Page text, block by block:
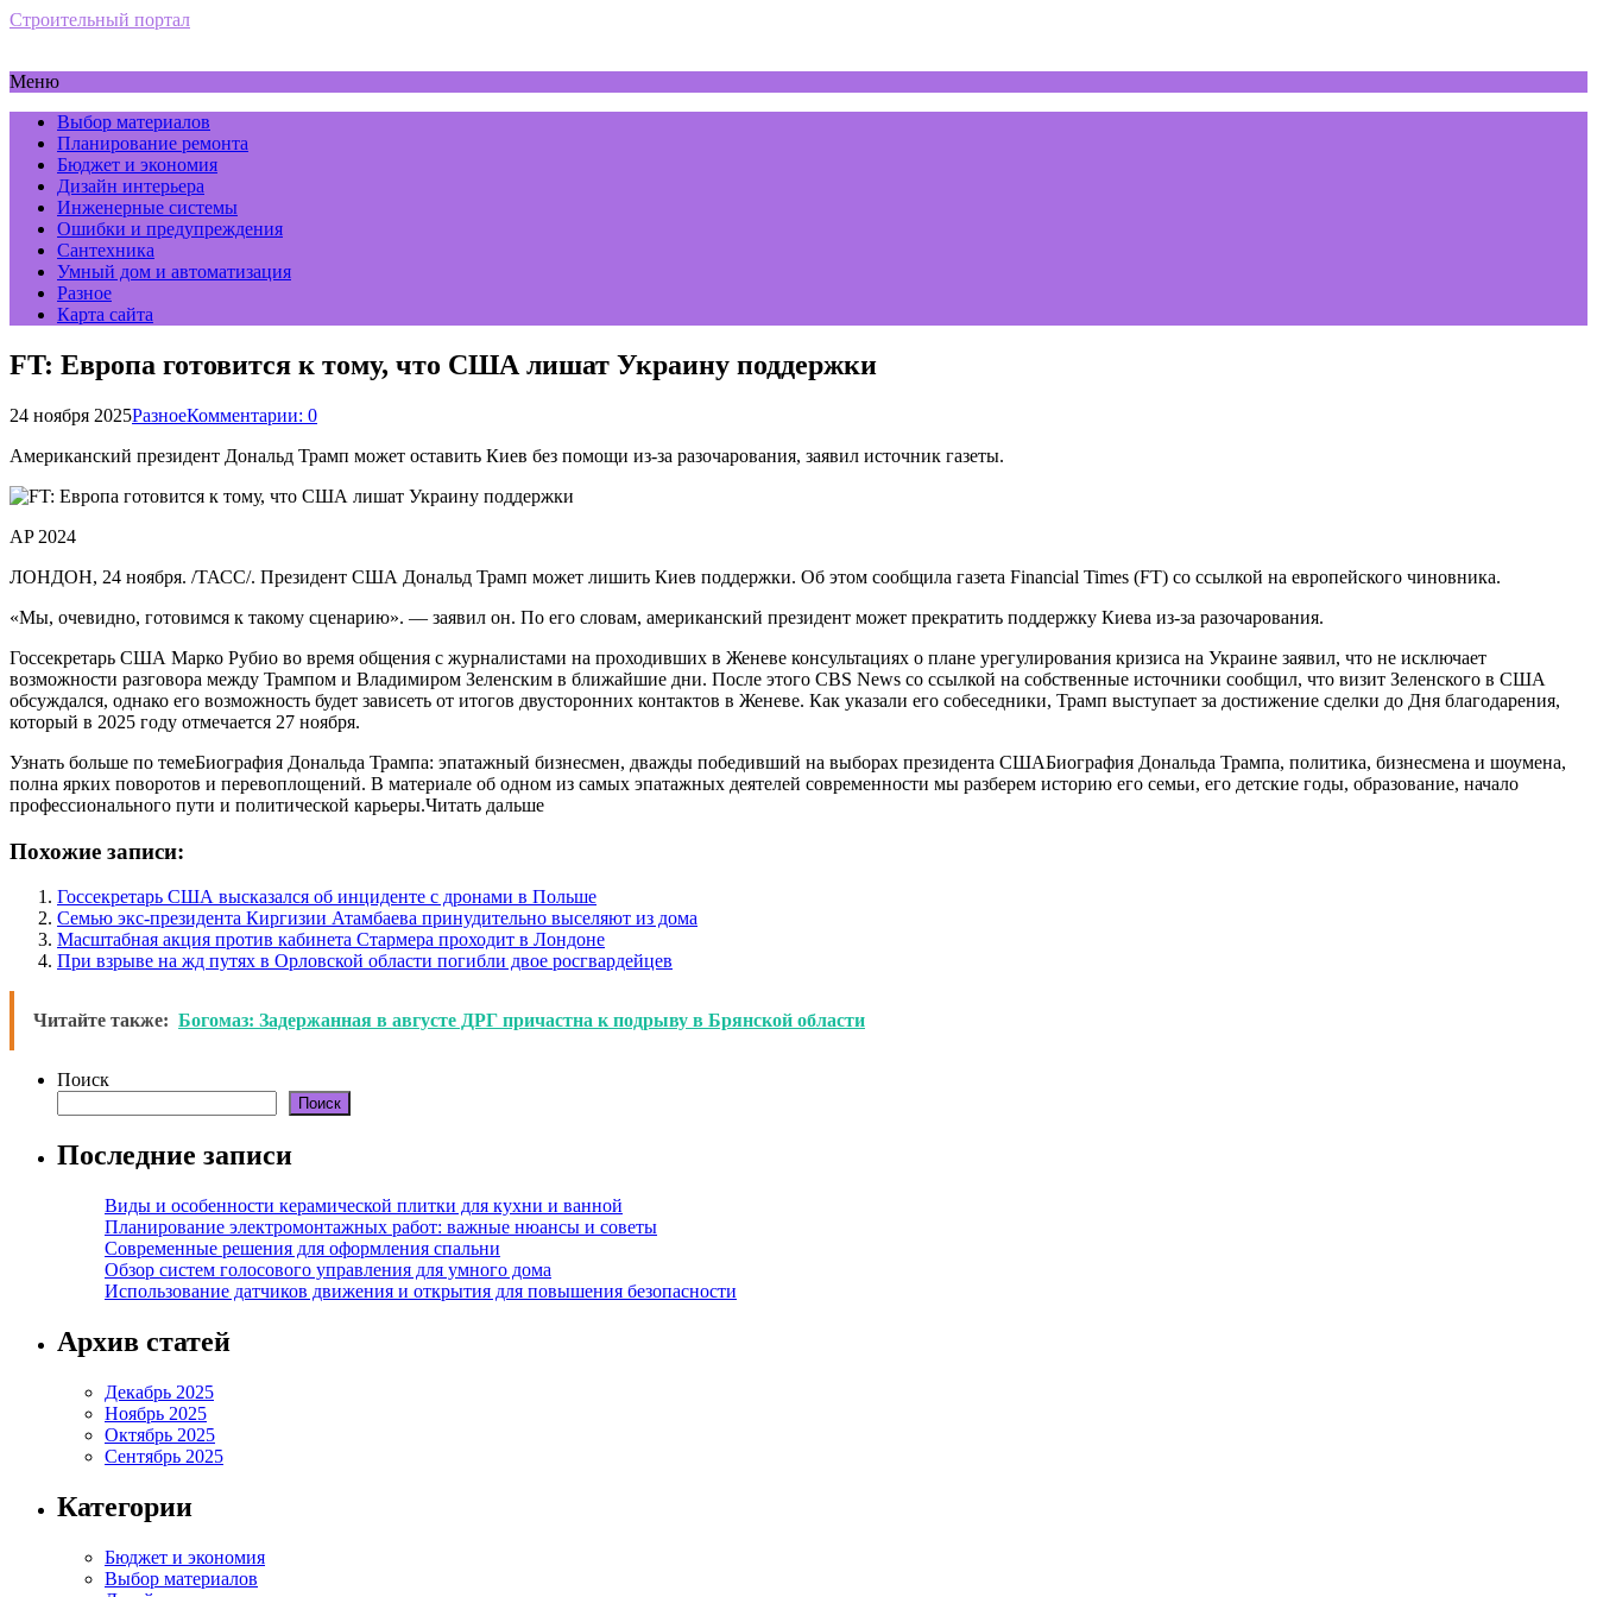
Строительный портал
Меню
Выбор материалов
Планирование ремонта
Бюджет и экономия
Дизайн интерьера
Инженерные системы
Ошибки и предупреждения
Сантехника
Умный дом и автоматизация
Разное
Карта сайта
FT: Европа готовится к тому, что США лишат Украину поддержки
24 ноября 2025РазноеКомментарии: 0
Американский президент Дональд Трамп может оставить Киев без помощи из-за разочарования, заявил источник газеты.
AP 2024
ЛОНДОН, 24 ноября. /ТАСС/. Президент США Дональд Трамп может лишить Киев поддержки. Об этом сообщила газета Financial Times (FT) со ссылкой на европейского чиновника.
«Мы, очевидно, готовимся к такому сценарию». — заявил он. По его словам, американский президент может прекратить поддержку Киева из-за разочарования.
Госсекретарь США Марко Рубио во время общения с журналистами на проходивших в Женеве консультациях о плане урегулирования кризиса на Украине заявил, что не исключает
возможности разговора между Трампом и Владимиром Зеленским в ближайшие дни. После этого CBS News со ссылкой на собственные источники сообщил, что визит Зеленского в США
обсуждался, однако его возможность будет зависеть от итогов двусторонних контактов в Женеве. Как указали его собеседники, Трамп выступает за достижение сделки до Дня благодарения,
который в 2025 году отмечается 27 ноября.
Узнать больше по темеБиография Дональда Трампа: эпатажный бизнесмен, дважды победивший на выборах президента СШАБиография Дональда Трампа, политика, бизнесмена и шоумена,
полна ярких поворотов и перевоплощений. В материале об одном из самых эпатажных деятелей современности мы разберем историю его семьи, его детские годы, образование, начало
профессионального пути и политической карьеры.Читать дальше
Похожие записи:
Госсекретарь США высказался об инциденте с дронами в Польше
Семью экс-президента Киргизии Атамбаева принудительно выселяют из дома
Масштабная акция против кабинета Стармера проходит в Лондоне
При взрыве на жд путях в Орловской области погибли двое росгвардейцев
Читайте также: Богомаз: Задержанная в августе ДРГ причастна к подрыву в Брянской области
Поиск
Поиск
Последние записи
Виды и особенности керамической плитки для кухни и ванной
Планирование электромонтажных работ: важные нюансы и советы
Современные решения для оформления спальни
Обзор систем голосового управления для умного дома
Использование датчиков движения и открытия для повышения безопасности
Архив статей
Декабрь 2025
Ноябрь 2025
Октябрь 2025
Сентябрь 2025
Категории
Бюджет и экономия
Выбор материалов